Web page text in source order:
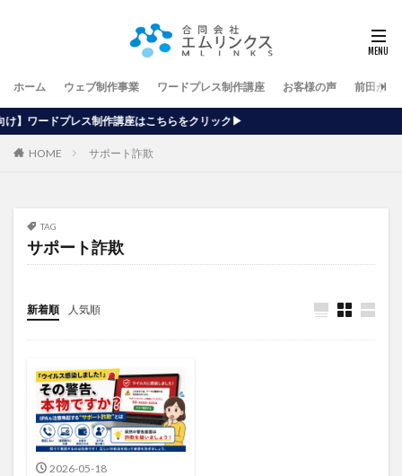
ホーム ウェブ制作事業 ワードプレス制作講座 お客様の声 前田が行
座はこちらをクリック▶
HOME サポート詐欺
TAG
サポート詐欺
新着順 人気順
2026-05-18